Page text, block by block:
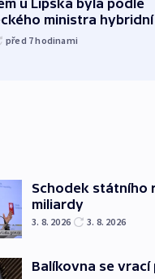
u Lipska byla podle
ministra
před 7hodinami
Schodek státního
miliardy
3. 8. 2026 3. 8. 2026
Balíkovna se vrací